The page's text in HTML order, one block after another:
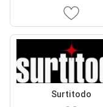
Surtitodo